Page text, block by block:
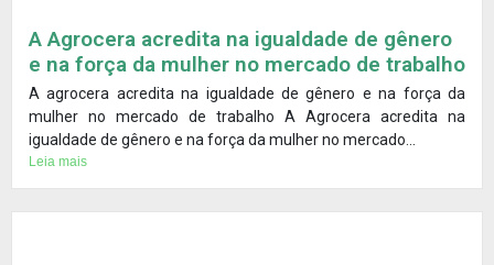
A Agrocera acredita na igualdade de gênero
e na força da mulher no mercado de trabalho
A agrocera acredita na igualdade de gênero e na força da
mulher no mercado de trabalho A Agrocera acredita na
igualdade de gênero e na força da mulher no mercado...
Leia mais